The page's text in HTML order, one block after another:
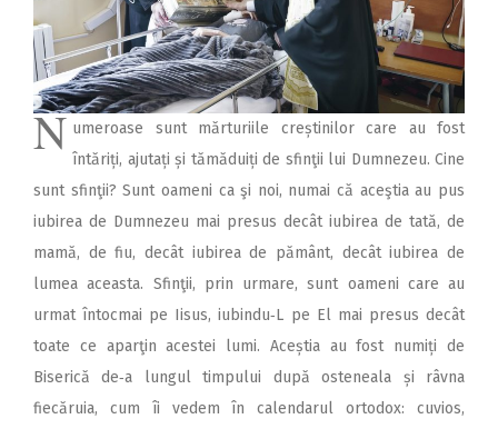
2009
N umeroase sunt mărturiile creștinilor care au fost
întăriți, ajutați și tămăduiți de sfinţii lui Dumnezeu. Cine
sunt sfinţii? Sunt oameni ca şi noi, numai că aceştia au pus
iubirea de Dumnezeu mai presus decât iubirea de tată, de
mamă, de fiu, decât iubirea de pământ, decât iubirea de
lumea aceasta. Sfinţii, prin urmare, sunt oameni care au
urmat întocmai pe Iisus, iubindu‑L pe El mai presus decât
toate ce aparţin acestei lumi. Aceștia au fost numiți de
Biserică de‑a lungul timpului după osteneala și râvna
fiecăruia, cum îi vedem în calendarul ortodox: cuvios,